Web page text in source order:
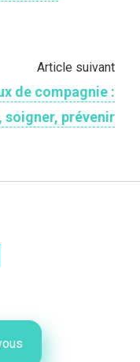
Article suivant
de compagnie :
prévenir